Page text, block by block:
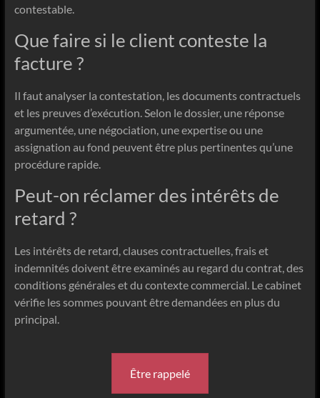
contestable.
Que faire si le client conteste la
facture ?
Il faut analyser la contestation, les documents contractuels
et les preuves d’exécution. Selon le dossier, une réponse
argumentée, une négociation, une expertise ou une
assignation au fond peuvent être plus pertinentes qu’une
procédure rapide.
Peut-on réclamer des intérêts de
retard ?
Les intérêts de retard, clauses contractuelles, frais et
indemnités doivent être examinés au regard du contrat, des
conditions générales et du contexte commercial. Le cabinet
vérifie les sommes pouvant être demandées en plus du
principal.
Être rappelé